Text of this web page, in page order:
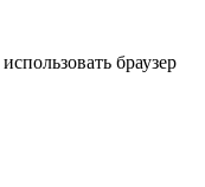
браузер